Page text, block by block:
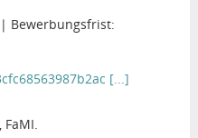
Bewerbungsfrist:
[...]